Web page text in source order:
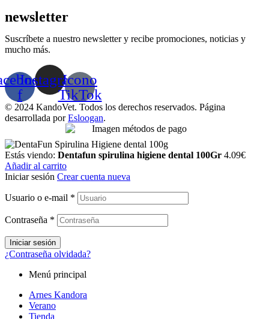
newsletter
Suscríbete a nuestro newsletter y recibe promociones, noticias y
mucho más.
f
InstagramIcono
TikTok
© 2024 KandoVet. Todos los derechos reservados. Página
desarrollada porEsloogan.
Estás viendo: Dentafun spirulina higiene dental 100Gr 4.09€
Añadir al carrito
Iniciar sesión Crear cuenta nueva
Usuario o e-mail *
Contraseña *
Iniciar sesión
¿Contraseña olvidada?
Menú principal
Arnes Kandora
Verano
Tienda